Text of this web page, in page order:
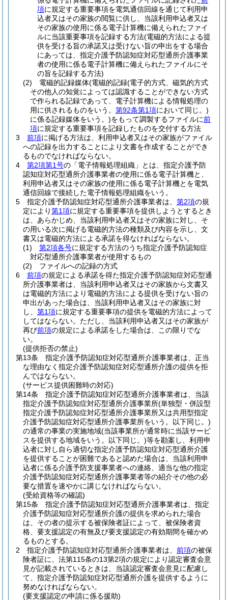
項に規定する重要事項を電気通信回線を通じて利用申
込者又はその家族の閲覧に供し、当該利用申込者又は
その家族の使用に係る電子計算機に備えられたファイ
ルに当該重要事項を記録する方法(電磁的方法による提
供を受ける旨の承諾又は受けない旨の申出をする場合
にあっては、指定介護予防認知症対応型通所介護事業
者の使用に係る電子計算機に備えられたファイルにそ
の旨を記録する方法)
(2)
電磁的記録媒体(電磁的記録(電子的方式、磁気的方式
その他人の知覚によっては認識することができない方式
で作られる記録であって、電子計算機による情報処理の
用に供されるものをいう。 第92条第1項において同じ。)
に係る記録媒体をいう。)をもって調製するファイルに前
項に規定する重要事項を記録したものを交付する方法
3
前項に掲げる方法は、利用申込者又はその家族がファイル
への記録を出力することにより文書を作成することができ
るものでなければならない。
4
第2項第1号の「電子情報処理組織」とは、指定介護予防
認知症対応型通所介護事業者の使用に係る電子計算機と、
利用申込者又はその家族の使用に係る電子計算機とを電気
通信回線で接続した電子情報処理組織をいう。
5
指定介護予防認知症対応型通所介護事業者は、 第2項の規
定により第1項に規定する重要事項を提供しようとするとき
は、あらかじめ、当該利用申込者又はその家族に対し、そ
の用いる次に掲げる電磁的方法の種類及び内容を示し、文
書又は電磁的方法による承諾を得なければならない。
(1)
第2項各号に規定する方法のうち指定介護予防認知症
対応型通所介護事業者が使用するもの
(2)
ファイルへの記録の方式
6
前項の規定による承諾を得た指定介護予防認知症対応型通
所介護事業者は、当該利用申込者又はその家族から文書又
は電磁的方法により電磁的方法による提供を受けない旨の
申出があった場合は、当該利用申込者又はその家族に対
し、 第1項に規定する重要事項の提供を電磁的方法によって
してはならない。 ただし、当該利用申込者又はその家族が
再び前項の規定による承諾をした場合は、この限りでな
い。
(提供拒否の禁止)
第13条
指定介護予防認知症対応型通所介護事業者は、正当
な理由なく指定介護予防認知症対応型通所介護の提供を拒
んではならない。
(サービス提供困難時の対応)
第14条
指定介護予防認知症対応型通所介護事業者は、当該
指定介護予防認知症対応型通所介護事業所(単独型・併設型
指定介護予防認知症対応型通所介護事業所又は共用型指定
介護予防認知症対応型通所介護事業所をいう。以下同じ。)
の通常の事業の実施地域(当該事業所が通常時に当該サービ
スを提供する地域をいう。以下同じ。)等を勘案し、利用申
込者に対し自ら適切な指定介護予防認知症対応型通所介護
を提供することが困難であると認めた場合は、当該利用申
込者に係る介護予防支援事業者への連絡、適当な他の指定
介護予防認知症対応型通所介護事業者等の紹介その他の必
要な措置を速やかに講じなければならない。
(受給資格等の確認)
第15条
指定介護予防認知症対応型通所介護事業者は、指定
介護予防認知症対応型通所介護の提供を求められた場合
は、その者の提示する被保険者証によって、被保険者資
格、要支援認定の有無及び要支援認定の有効期間を確かめ
るものとする。
2
指定介護予防認知症対応型通所介護事業者は、 前項の被保
険者証に、法第115条の13第2項の規定により認定審査会意
見が記載されているときは、当該認定審査会意見に配慮し
て、指定介護予防認知症対応型通所介護を提供するように
努めなければならない。
(要支援認定の申請に係る援助)